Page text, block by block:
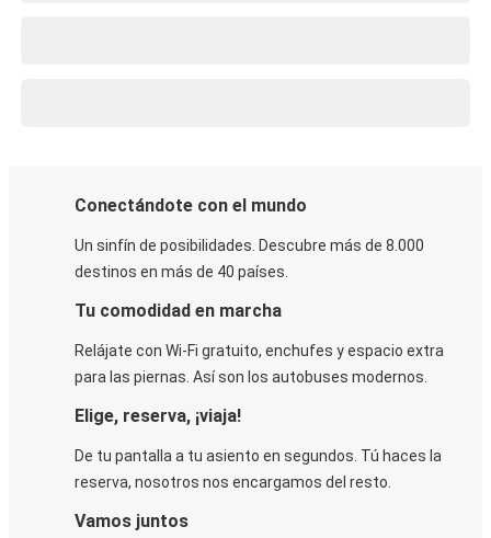
Conectándote con el mundo
Un sinfín de posibilidades. Descubre más de 8.000
destinos en más de 40 países.
Tu comodidad en marcha
Relájate con Wi-Fi gratuito, enchufes y espacio extra
para las piernas. Así son los autobuses modernos.
Elige, reserva, ¡viaja!
De tu pantalla a tu asiento en segundos. Tú haces la
reserva, nosotros nos encargamos del resto.
Vamos juntos